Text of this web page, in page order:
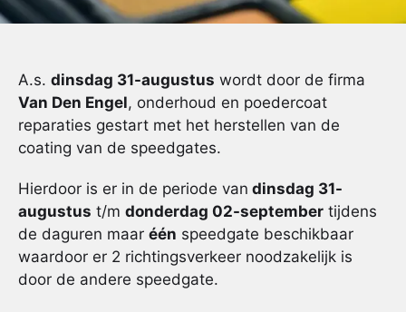
A.s. dinsdag 31-augustus wordt door de firma
Van Den Engel, onderhoud en poedercoat
reparaties gestart met het herstellen van de
coating van de speedgates.
Hierdoor is er in de periode van dinsdag 31-
augustus t/m donderdag 02-september tijdens
de daguren maar één speedgate beschikbaar
waardoor er 2 richtingsverkeer noodzakelijk is
door de andere speedgate.